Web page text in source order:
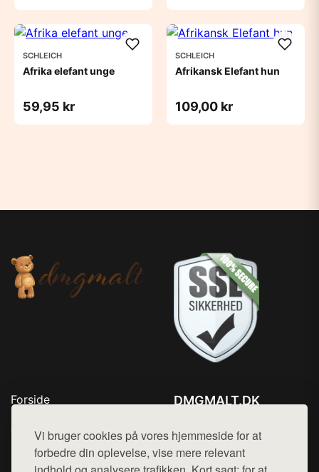
Vi bruger cookies på vores hjemmeside for at
forbedre din oplevelse, vise mere relevant
SCHLEICH
Afrika elefant unge
59,95 kr
SCHLEICH
Afrikansk Elefant hun
109,00 kr
Forside
Top Rabatter
Blog
Kontakt
DMGMALT.DK
Mail: hej@want.dk